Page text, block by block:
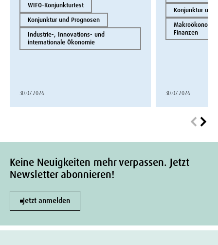
WIFO-Konjunkturtest
Konjunktur und Prognosen
Industrie-, Innovations- und
internationale Ökonomie
30.07.2026
Konjunktur und
Finanzen
30.07.2026
Keine Neuigkeiten mehr verpassen. Jetzt
Newsletter abonnieren!
Jetzt anmelden